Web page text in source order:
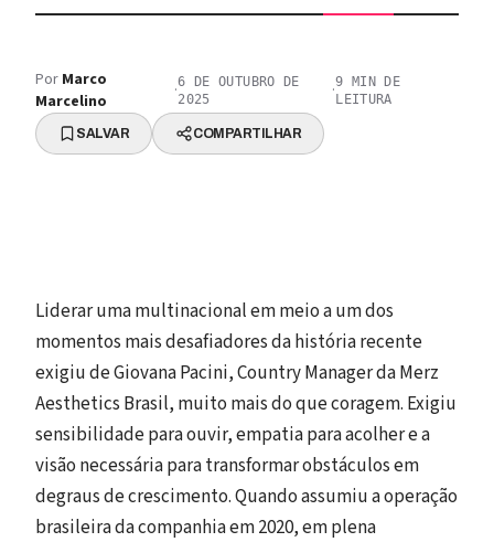
Por Marco
Marcelino
·6 DE OUTUBRO DE
2025
·9 MIN DE
LEITURA
SALVAR COMPARTILHAR
Liderar uma multinacional em meio a um dos
momentos mais desafiadores da história recente
exigiu de Giovana Pacini, Country Manager da Merz
Aesthetics Brasil, muito mais do que coragem. Exigiu
sensibilidade para ouvir, empatia para acolher e a
visão necessária para transformar obstáculos em
degraus de crescimento. Quando assumiu a operação
brasileira da companhia em 2020, em plena